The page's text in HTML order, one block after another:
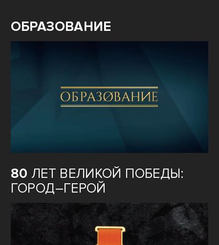
ОБРАЗОВАНИЕ
80 ЛЕТ ВЕЛИКОЙ ПОБЕДЫ:
ГОРОД–ГЕРОЙ